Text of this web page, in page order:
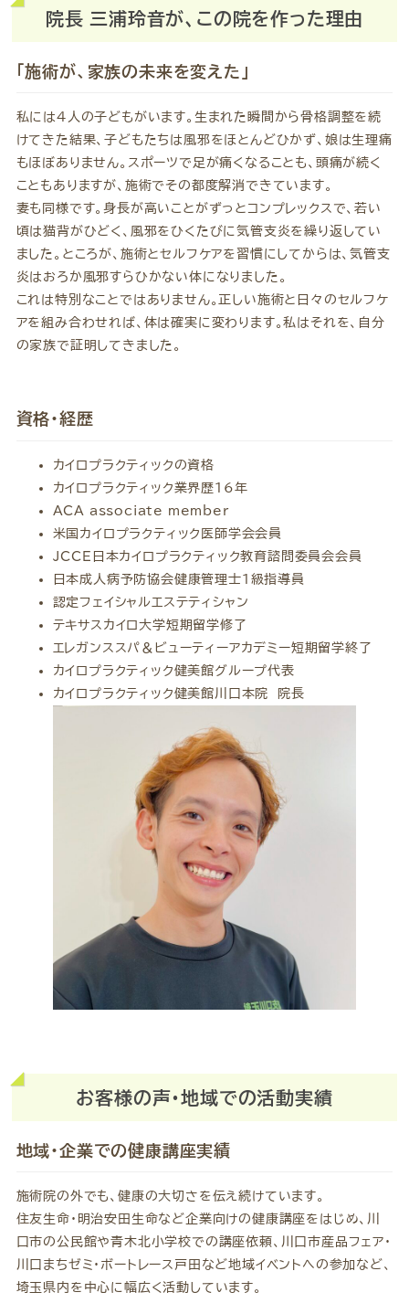
院長 三浦玲音が、この院を作った理由
「施術が、家族の未来を変えた」
私には4人の子どもがいます。生まれた瞬間から骨格調整を続
けてきた結果、子どもたちは風邪をほとんどひかず、娘は生理痛
もほぼありません。スポーツで足が痛くなることも、頭痛が続く
こともありますが、施術でその都度解消できています。
妻も同様です。身長が高いことがずっとコンプレックスで、若い
頃は猫背がひどく、風邪をひくたびに気管支炎を繰り返してい
ました。ところが、施術とセルフケアを習慣にしてからは、気管支
炎はおろか風邪すらひかない体になりました。
これは特別なことではありません。正しい施術と日々のセルフケ
アを組み合わせれば、体は確実に変わります。私はそれを、自分
の家族で証明してきました。
資格・経歴
カイロプラクティックの資格
カイロプラクティック業界歴16年
ACA associate member
米国カイロプラクティック医師学会会員
JCCE日本カイロプラクティック教育諮問委員会会員
日本成人病予防協会健康管理士1級指導員
認定フェイシャルエステティシャン
テキサスカイロ大学短期留学修了
エレガンススパ＆ビューティーアカデミー短期留学終了
カイロプラクティック健美館グループ代表
カイロプラクティック健美館川口本院 院長
お客様の声・地域での活動実績
地域・企業での健康講座実績
施術院の外でも、健康の大切さを伝え続けています。
住友生命・明治安田生命など企業向けの健康講座をはじめ、川
口市の公民館や青木北小学校での講座依頼、川口市産品フェア・
川口まちゼミ・ボートレース戸田など地域イベントへの参加など、
埼玉県内を中心に幅広く活動しています。